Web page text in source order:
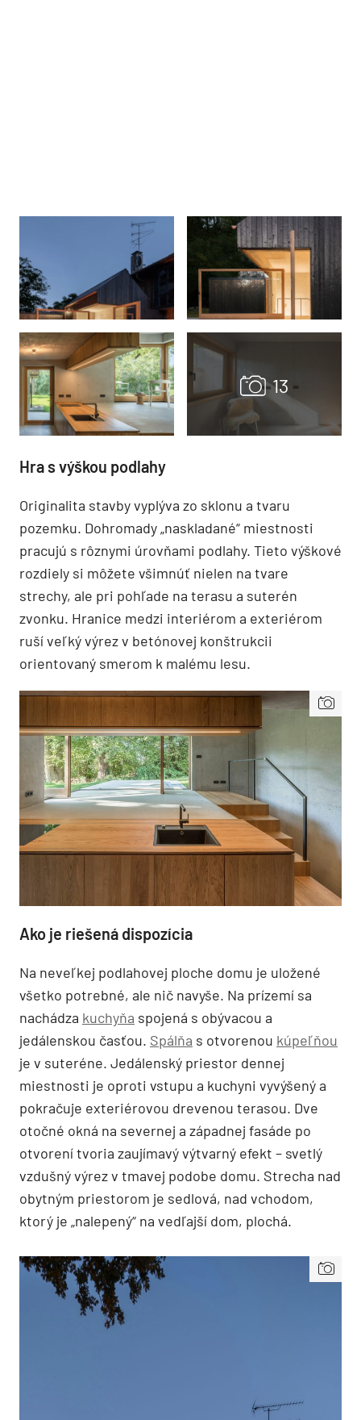
Hra s výškou podlahy
Originalita stavby vyplýva zo sklonu a tvaru
pozemku. Dohromady „naskladané“ miestnosti
pracujú s rôznymi úrovňami podlahy. Tieto výškové
rozdiely si môžete všimnúť nielen na tvare
strechy, ale pri pohľade na terasu a suterén
zvonku. Hranice medzi interiérom a exteriérom
ruší veľký výrez v betónovej konštrukcii
orientovaný smerom k malému lesu.
Ako je riešená dispozícia
Na neveľkej podlahovej ploche domu je uložené
všetko potrebné, ale nič navyše. Na prízemí sa
nachádza kuchyňa spojená s obývacou a
jedálenskou časťou. Spálňa s otvorenou kúpeľňou
je v suteréne. Jedálenský priestor dennej
miestnosti je oproti vstupu a kuchyni vyvýšený a
pokračuje exteriérovou drevenou terasou. Dve
otočné okná na severnej a západnej fasáde po
otvorení tvoria zaujímavý výtvarný efekt – svetlý
vzdušný výrez v tmavej podobe domu. Strecha nad
obytným priestorom je sedlová, nad vchodom,
ktorý je „nalepený“ na vedľajší dom, plochá.